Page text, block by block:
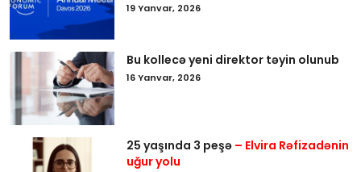
19 Yanvar, 2026
Bu kollecə yeni direktor təyin olunub
16 Yanvar, 2026
25 yaşında 3 peşə – Elvira Rəfizadənin
uğur yolu